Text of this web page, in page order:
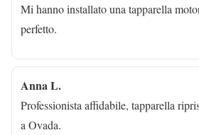
Mi hanno installato una tapparella
perfetto.
Anna L.
Professionista affidabile, tapparella
a Ovada.